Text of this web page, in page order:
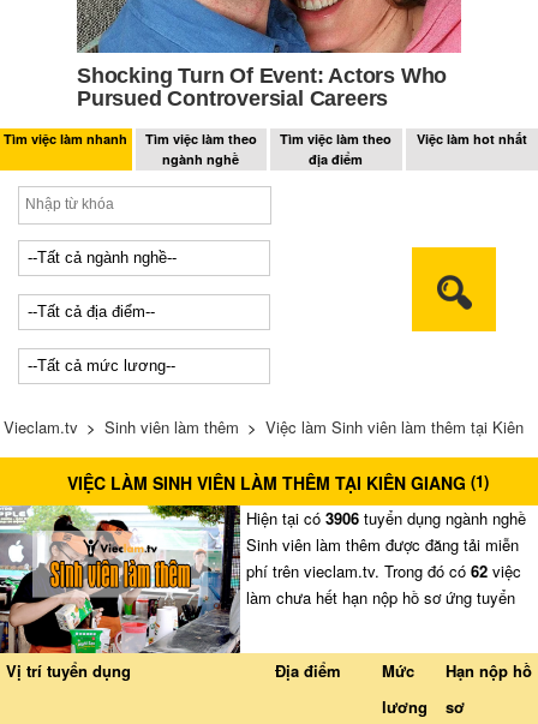
Tìm việc làm nhanh
Tìm việc làm theo
ngành nghề
Tìm việc làm theo
địa điểm
Việc làm hot nhất
Vieclam.tv > Sinh viên làm thêm > Việc làm Sinh viên làm thêm tại Kiên
VIỆC LÀM SINH VIÊN LÀM THÊM TẠI KIÊN GIANG (1)
Hiện tại có 3906 tuyển dụng ngành nghề
Sinh viên làm thêm được đăng tải miễn
phí trên vieclam.tv. Trong đó có 62 việc
làm chưa hết hạn nộp hồ sơ ứng tuyển
Vị trí tuyển dụng Địa điểm
Mức
lương
Hạn nộp hồ
sơ